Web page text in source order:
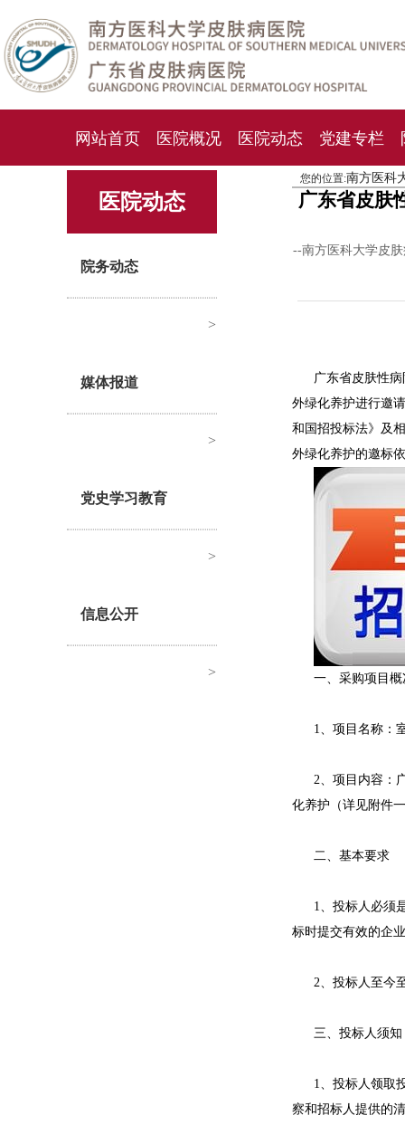
网站首页 医院概况 医院动态 党建专栏
化妆品检测中心 就诊指南 人才
医院动态
院务动态
>
媒体报道
>
党史学习教育
>
信息公开
>
您的位置:南方医科
广东省皮肤
--南方医科大学皮
广东省皮肤性
外绿化养护进行邀
和国招投标法》及
外绿化养护的邀标
一、采购项目概
1、项目名称：
2、项目内容：
化养护（详见附件
二、基本要求
1、投标人必须
标时提交有效的企
2、投标人至今
三、投标人须知
1、投标人领取
察和招标人提供的